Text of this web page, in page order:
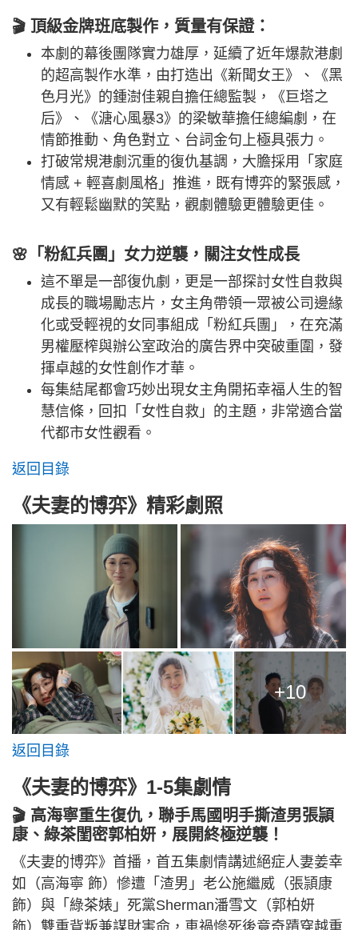
🎬 頂級金牌班底製作，質量有保證：
本劇的幕後團隊實力雄厚，延續了近年爆款港劇
的超高製作水準，由打造出《新聞女王》、《黑
色月光》的鍾澍佳親自擔任總監製，《巨塔之
后》、《溏心風暴3》的梁敏華擔任總編劇，在
情節推動、角色對立、台詞金句上極具張力。
打破常規港劇沉重的復仇基調，大膽採用「家庭
情感 + 輕喜劇風格」推進，既有博弈的緊張感，
又有輕鬆幽默的笑點，觀劇體驗更體驗更佳。
🌸「粉紅兵團」女力逆襲，關注女性成長
這不單是一部復仇劇，更是一部探討女性自救與
成長的職場勵志片，女主角帶領一眾被公司邊緣
化或受輕視的女同事組成「粉紅兵團」，在充滿
男權壓榨與辦公室政治的廣告界中突破重圍，發
揮卓越的女性創作才華。
每集結尾都會巧妙出現女主角開拓幸福人生的智
慧信條，回扣「女性自救」的主題，非常適合當
代都市女性觀看。
返回目錄
《夫妻的博弈》精彩劇照
+10
返回目錄
《夫妻的博弈》1-5集劇情
🎬 高海寧重生復仇，聯手馬國明手撕渣男張頴
康、綠茶閨密郭柏妍，展開終極逆襲！
《夫妻的博弈》首播，首五集劇情講述絕症人妻姜幸
如（高海寧 飾）慘遭「渣男」老公施繼威（張頴康
飾）與「綠茶婊」死黨Sherman潘雪文（郭柏妍
飾）雙重背叛兼謀財害命，車禍慘死後竟奇蹟穿越重